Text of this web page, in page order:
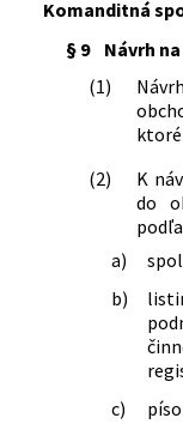
Komanditná
§ 9
Návrh
(1)
(2)
K
do
podľa
a)
b)
c)